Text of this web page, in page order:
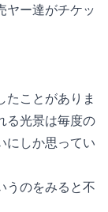
ヤー達がチケッ
たことがありま
る光景は毎度の
にしか思ってい
うのをみると不